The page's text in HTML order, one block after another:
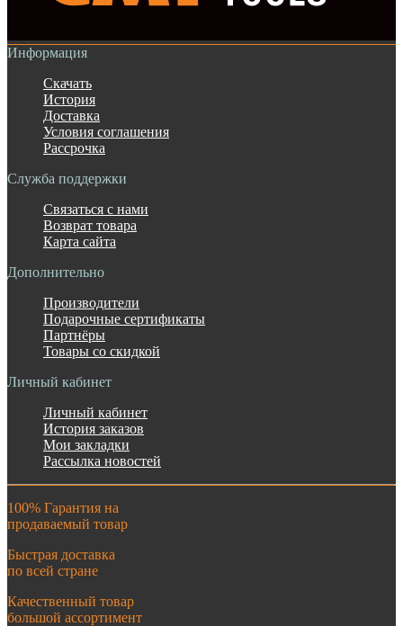
Информация
Скачать
История
Доставка
Условия соглашения
Рассрочка
Служба поддержки
Связаться с нами
Возврат товара
Карта сайта
Дополнительно
Производители
Подарочные сертификаты
Партнёры
Товары со скидкой
Личный кабинет
Личный кабинет
История заказов
Мои закладки
Рассылка новостей
100% Гарантия на
продаваемый товар
Быстрая доставка
по всей стране
Качественный товар
большой ассортимент